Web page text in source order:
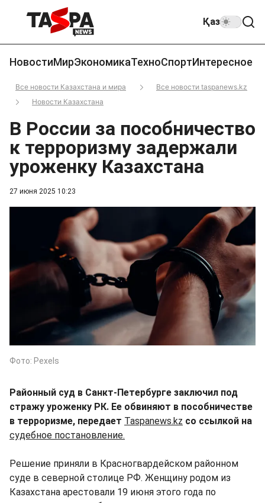
Қаз
НовостиМирЭкономикаТехноСпортИнтересное
Все новости Казахстана и мира
Все новости taspanews.kz
Новости Казахстана
27 июня 2025 10:23
В России за пособничество
к терроризму задержали
уроженку Казахстана
Фото: Pexels
Районный суд в Санкт-Петербурге заключил под
стражу уроженку РК. Ее обвиняют в пособничестве
в терроризме, передает Taspanews.kz со ссылкой на
судебное постановление.
Решение приняли в Красногвардейском районном
суде в северной столице РФ. Женщину родом из
Казахстана арестовали 19 июня этого года по